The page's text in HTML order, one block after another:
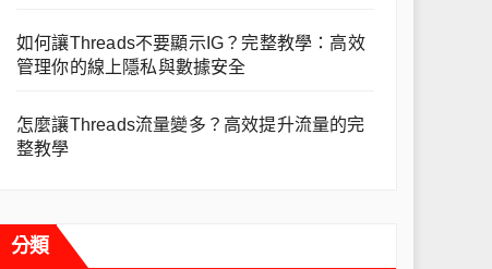
如何讓Threads不要顯示IG？完整教學：高效
管理你的線上隱私與數據安全
怎麼讓Threads流量變多？高效提升流量的完
整教學
分類